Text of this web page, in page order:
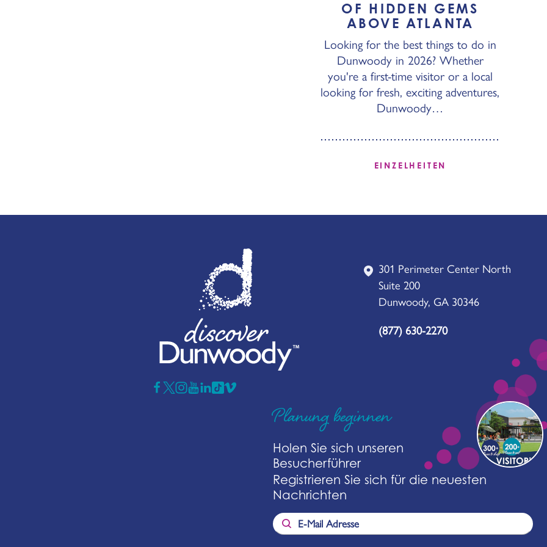
OF HIDDEN GEMS
ABOVE ATLANTA
Looking for the best things to do in
Dunwoody in 2026? Whether
you're a first-time visitor or a local
looking for fresh, exciting adventures,
Dunwoody…
EINZELHEITEN
301 Perimeter Center North
Suite 200
Dunwoody, GA 30346
(877) 630-2270
Planung beginnen
Holen Sie sich unseren
Besucherführer
Registrieren Sie sich für die neuesten
Nachrichten